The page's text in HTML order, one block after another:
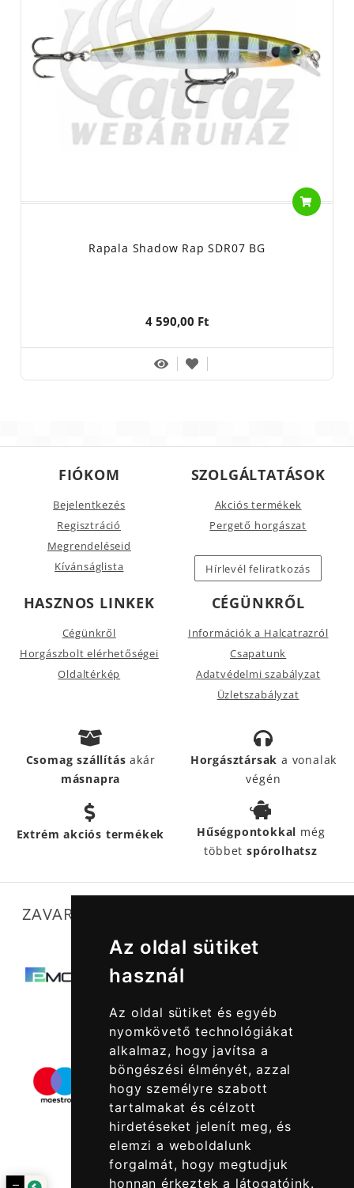
Az oldal sütiket
használ
Az oldal sütiket és egyéb
nyomkövető technológiákat
alkalmaz, hogy javítsa a
böngészési élményét, azzal
hogy személyre szabott
tartalmakat és célzott
hirdetéseket jelenít meg, és
elemzi a weboldalunk
forgalmát, hogy megtudjuk
honnan érkeztek a látogatóink.
Rapala Shadow Rap SDR07 BG
4 590,00 Ft
FIÓKOM
Bejelentkezés
Regisztráció
Megrendeléseid
Kívánságlista
SZOLGÁLTATÁSOK
Akciós termékek
Pergető horgászat
Hírlevél feliratkozás
HASZNOS LINKEK
Cégünkről
Horgászbolt elérhetőségei
Oldaltérkép
CÉGÜNKRŐL
Információk a Halcatrazról
Csapatunk
Adatvédelmi szabályzat
Üzletszabályzat
Csomag szállításakár
másnapra
Horgásztársak a vonalak
végén
Extrém akciós termékek Hűségpontokkal még
többetspórolhatsz
ZAVARTALAN MŰKÖDÉSÜNKET SEGÍTIK